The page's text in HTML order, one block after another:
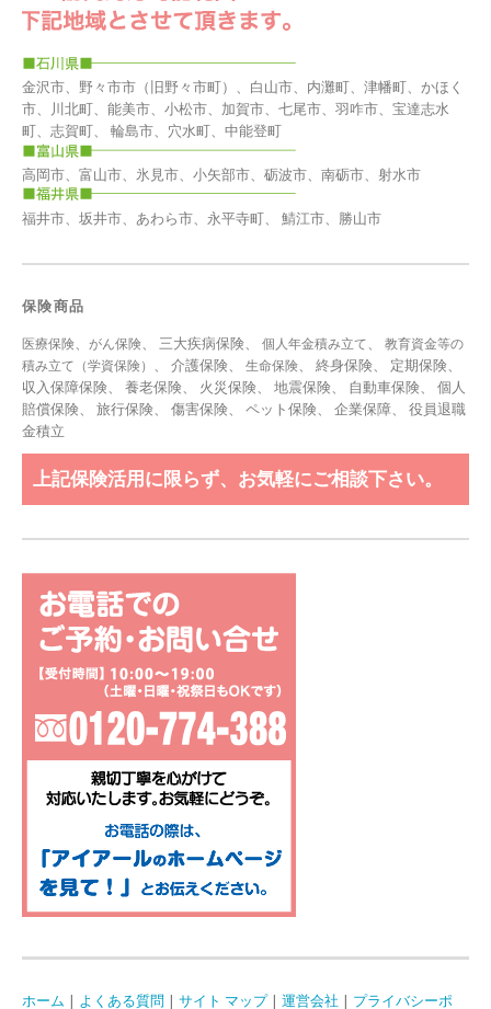
金沢市、野々市市（旧野々市町）、白山市、内灘町、津幡町、かほく
市、川北町、能美市、小松市、加賀市、七尾市、羽咋市、宝達志水
町、志賀町、 輪島市、穴水町、中能登町
高岡市、富山市、氷見市、小矢部市、砺波市、南砺市、射水市
福井市、坂井市、あわら市、永平寺町、 鯖江市、勝山市
保険商品
医療保険 がん保険 、 三大疾病保険、 個人年金積み立て
教育資金等の
積み立て（学資保険）
、 介護保険、 生命保険 、 終身保険、 定期保険、
収入保障保険、 養老保険、 火災保険、 地震保険、 自動車保険、 個人
賠償保険、 旅行保険、 傷害保険、 ペット保険、 企業保障
役員退職
金積立
上記保険活用に限らず、お気軽にご相談下さい。
ホーム | よくある質問 | サイト マップ | 運営会社 | プライバシーポ